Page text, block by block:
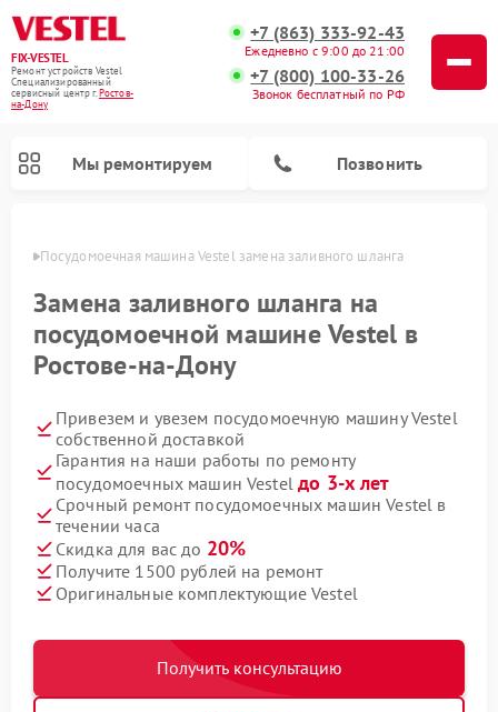
FIX-VESTEL
Ремонт устройств Vestel
Специализированный
cервисный центр г.Ростов-
на-Дону
+7 (863) 333-92-43
Ежедневно с 9:00 до 21:00
+7 (800) 100-33-26
Звонок бесплатный по РФ
Мы ремонтируем Позвонить
Посудомоечная машина Vestel замена заливного шланга
Замена заливного шланга на
посудомоечной машине Vestel в
Ростове-на-Дону
Привезем и увезем посудомоечную машину Vestel
собственной доставкой
Гарантия на наши работы по ремонту
посудомоечных машин Vestelдо 3-х лет
Срочный ремонт посудомоечных машин Vestel в
течении часа
Скидка для вас до 20%
Получите 1500 рублей на ремонт
Оригинальные комплектующие Vestel
Получить консультацию